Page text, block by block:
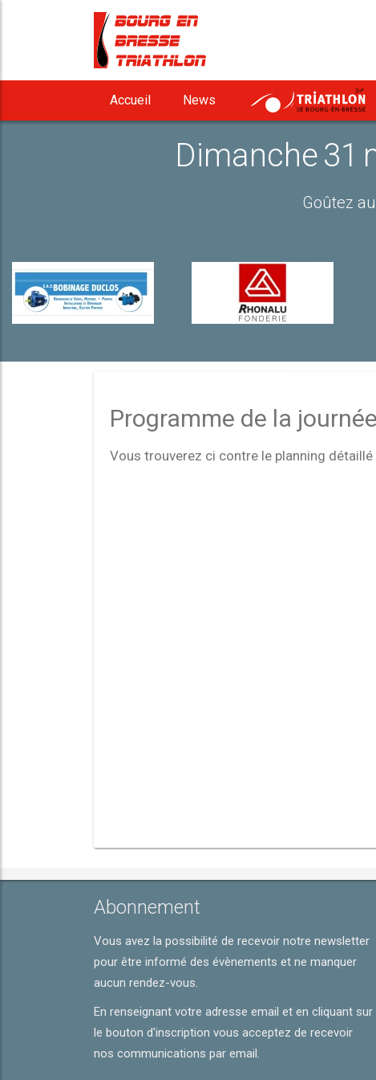
Accueil News
9
3
Dimanche 31
Goûtez
Programme de la journée
Vous trouverez ci contre le planning détaillé
Abonnement
Vous avez la possibilité de recevoir notre newsletter
pour être informé des évènements et ne manquer
aucun rendez-vous.
En renseignant votre adresse email et en cliquant sur
le bouton d'inscription vous acceptez de recevoir
nos communications par email.